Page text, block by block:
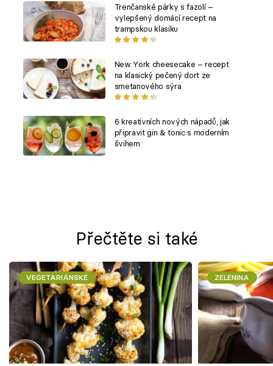
Trenčanské párky s fazolí –
vylepšený domácí recept na
trampskou klasiku
New York cheesecake – recept
na klasický pečený dort ze
smetanového sýra
6 kreativních nových nápadů, jak
připravit gin & tonic s moderním
švihem
Přečtěte si také
VEGETARIÁNSKÉ ZELENINA